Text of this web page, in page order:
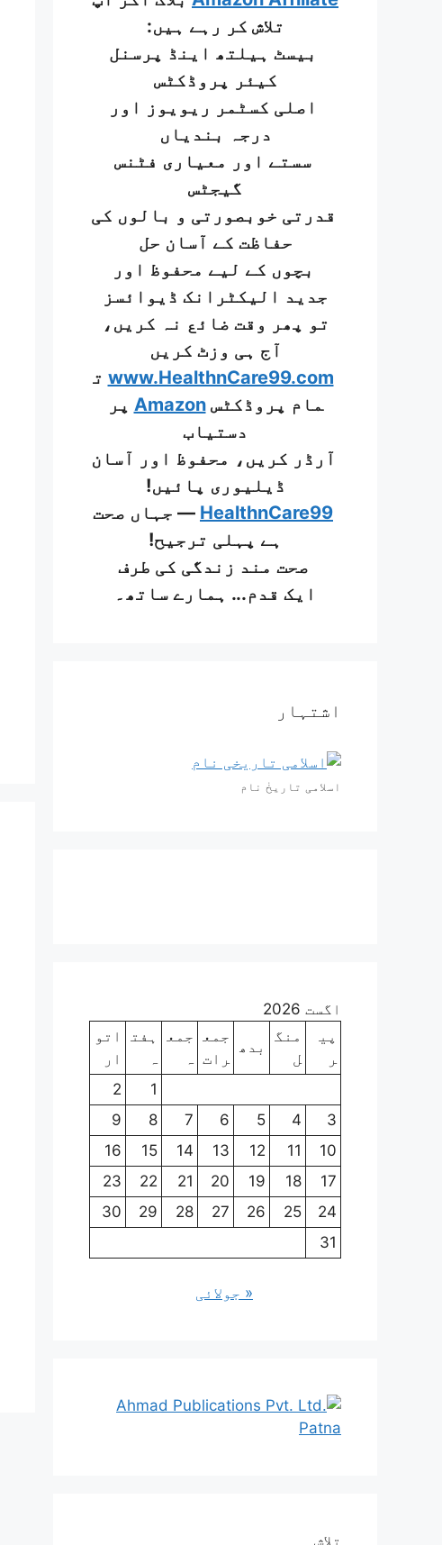
تلاش کر رہے ہیں:
بیسٹ ہیلتھ اینڈ پرسنل
کیئر پروڈکٹس
اصلی کسٹمر ریویوز اور
درجہ بندیاں
سستے اور معیاری فٹنس
گیجٹس
قدرتی خوبصورتی و بالوں کی
حفاظت کے آسان حل
بچوں کے لیے محفوظ اور
جدید الیکٹرانک ڈیوائسز
تو پھر وقت ضائع نہ کریں،
آج ہی وزٹ کریں
www.HealthnCare99.com ت
مام پروڈکٹسAmazon پر
دستیاب
آرڈر کریں، محفوظ اور آسان
ڈیلیوری پائیں!
HealthnCare99 — جہاں صحت
ہے پہلی ترجیح!
صحت مند زندگی کی طرف
ایک قدم... ہمارے ساتھ۔
اشتہار
اسلامی تاریخٰ نام
اگست 2026
پی
ر
منگ
ل
بدھ
جمع
رات
جمع
ہ
ہفت
ہ
اتو
ار
1
2
3
4
5
6
7
8
9
10
11
12
13
14
15
16
17
18
19
20
21
22
23
24
25
26
27
28
29
30
31
« جولائی
تلاش